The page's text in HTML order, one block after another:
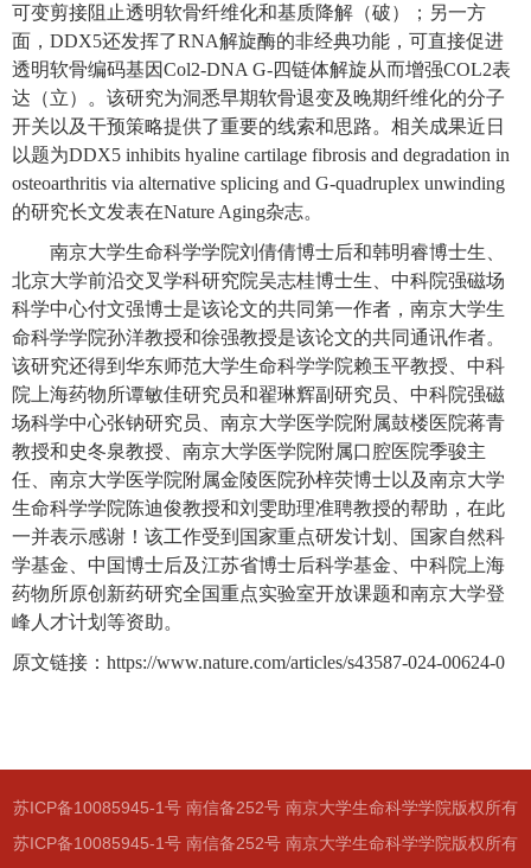
可变剪接阻止透明软骨纤维化和基质降解 （破）
；另一方
面， DDX5还发挥了RNA解旋酶的非经典功能，可直接促进
透明软骨编码基因Col2-DNA G-四链体解旋从而增强COL2表
达 （立） 。该研究为洞悉早期软骨退变及晚期纤维化的分子
开关 以及干预策略提供了重要的线索和思路。 相关成果近日
以题为DDX5 inhibits hyaline cartilage fibrosis and degradation in
osteoarthritis via alternative splicing and G-quadruplex unwinding
的研究长文发表在Nature Aging杂志。
南京大学生命科学学院刘倩倩博士后和韩明睿博士生
北京大学前沿交叉学科研究院吴志桂博士生
中科院强磁场
科学中心付文强博士是该论文的共同第一作者，南京大学生
命科学学院孙洋教授和徐强教授是该论文的共同通讯作者。
该研究还得到华东师范大学生命科学学院赖玉平教授、中科
院上海药物所谭敏佳研究员和翟琳辉副研究员、 中科院强磁
场科学中心张钠研究员、南京大学医学院附属鼓楼医院蒋青
教授和史冬泉教授、南京大学医学院附属口腔医院季骏主
任、南京大学医学院附属金陵医院孙梓荧博士以及南京大学
生命科学学院陈迪俊教授和刘雯助理准聘教授的帮助，在此
一并表示感谢！ 该工作受到国家重点研发计划、国家自然科
学基金 、中国博士后及江苏省博士后科学基金、中科院上海
药物所原创新药研究全国重点实验室开放课题和南京大学登
峰人才计划 等资助。
原文链接： https://www.nature.com/articles/s43587-024-00624-0
苏ICP备10085945-1号 南信备252号 南京大学生命科学学院版权所有
苏ICP备10085945-1号 南信备252号 南京大学生命科学学院版权所有